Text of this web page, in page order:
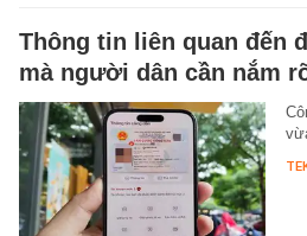
Thông tin liên quan đến
mà người dân cần nắm